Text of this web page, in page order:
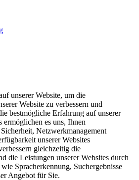
unserer Website, um die
Website zu verbessern und
bestmögliche Erfahrung auf unserer
ermöglichen es uns, Ihnen
Netzwerkmanagement
unserer Websites
gleichzeitig die
die Leistungen unserer Websites durch
Spracherkennung, Suchergebnisse
Angebot für Sie.